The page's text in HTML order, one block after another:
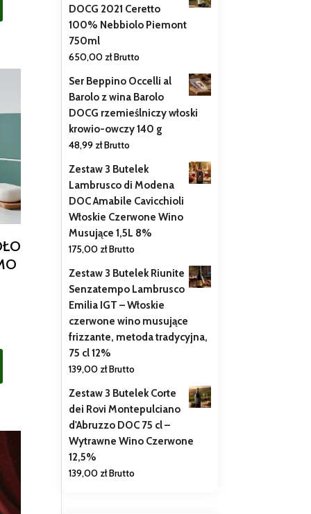
DOCG 2021 Ceretto
100% Nebbiolo Piemont
750ml
650,00 złBrutto
Ser Beppino Occelli al
Barolo z wina Barolo
DOCG rzemieślniczy włoski
krowio-owczy 140 g
48,99 złBrutto
Zestaw 3 Butelek
Lambrusco di Modena
DOC Amabile Cavicchioli
Włoskie Czerwone Wino
Musujące 1,5L 8%
175,00 złBrutto
Zestaw 3 Butelek Riunite
Senzatempo Lambrusco
Emilia IGT – Włoskie
czerwone wino musujące
frizzante, metoda tradycyjna,
75 cl 12%
139,00 złBrutto
Zestaw 3 Butelek Corte
dei Rovi Montepulciano
d'Abruzzo DOC 75 cl –
Wytrawne Wino Czerwone
12,5%
139,00 złBrutto